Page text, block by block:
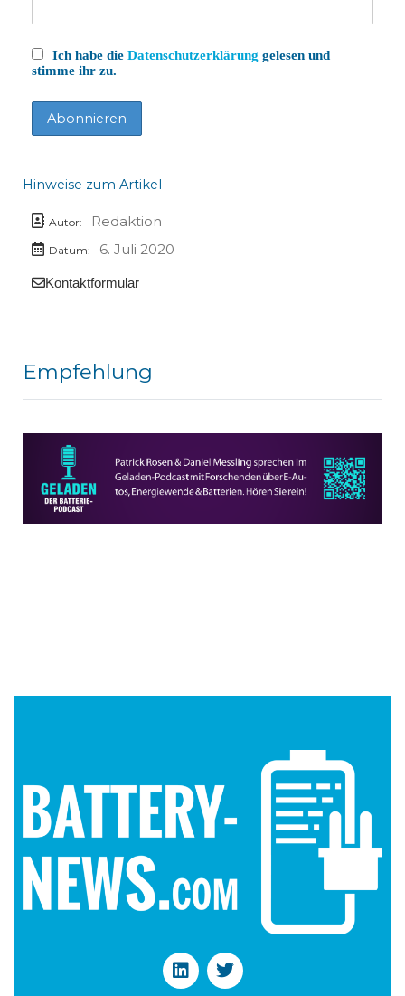
Ich habe die Datenschutzerklärung gelesen und
stimme ihr zu.
Hinweise zum Artikel
Autor: Redaktion
Datum: 6. Juli 2020
Kontaktformular
Empfehlung
L
i
T
w